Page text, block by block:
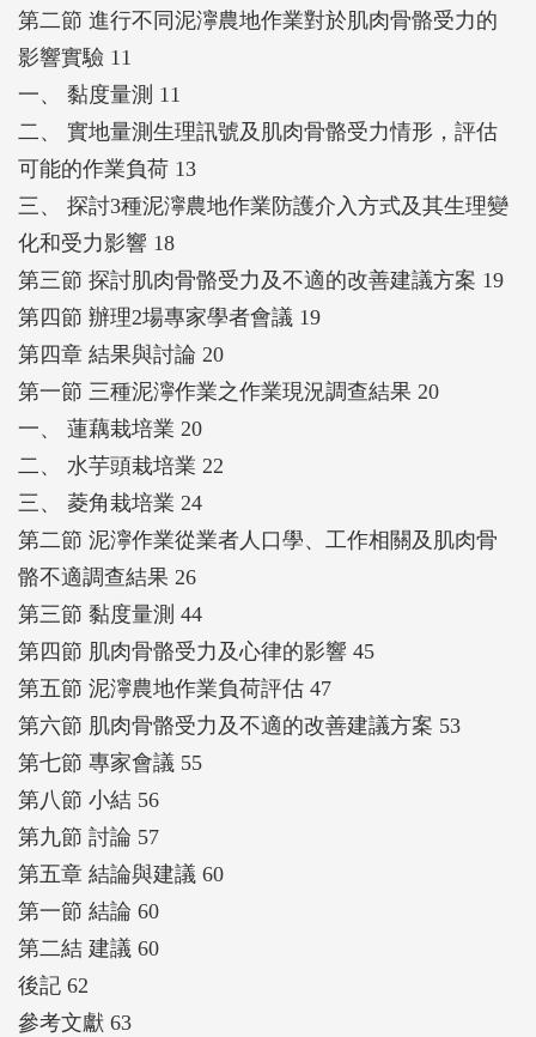
第二節 進行不同泥濘農地作業對於肌肉骨骼受力的
影響實驗 11
一、 黏度量測 11
二、 實地量測生理訊號及肌肉骨骼受力情形，評估
可能的作業負荷 13
三、 探討3種泥濘農地作業防護介入方式及其生理變
化和受力影響 18
第三節 探討肌肉骨骼受力及不適的改善建議方案 19
第四節 辦理2場專家學者會議 19
第四章 結果與討論 20
第一節 三種泥濘作業之作業現況調查結果 20
一、 蓮藕栽培業 20
二、 水芋頭栽培業 22
三、 菱角栽培業 24
第二節 泥濘作業從業者人口學、工作相關及肌肉骨
骼不適調查結果 26
第三節 黏度量測 44
第四節 肌肉骨骼受力及心律的影響 45
第五節 泥濘農地作業負荷評估 47
第六節 肌肉骨骼受力及不適的改善建議方案 53
第七節 專家會議 55
第八節 小結 56
第九節 討論 57
第五章 結論與建議 60
第一節 結論 60
第二結 建議 60
後記 62
參考文獻 63